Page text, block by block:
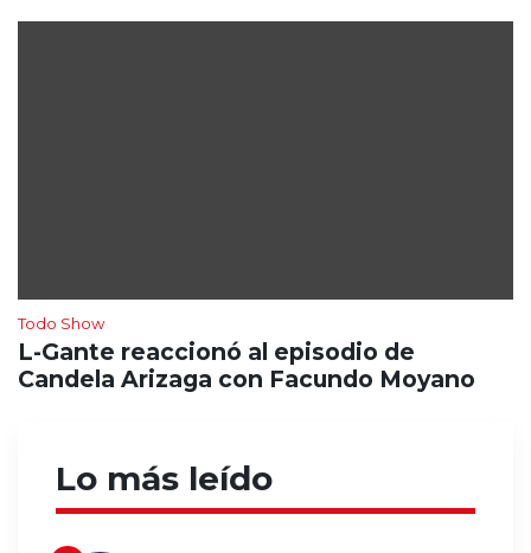
Todo Show
L-Gante reaccionó al episodio de
Candela Arizaga con Facundo Moyano
Lo más leído